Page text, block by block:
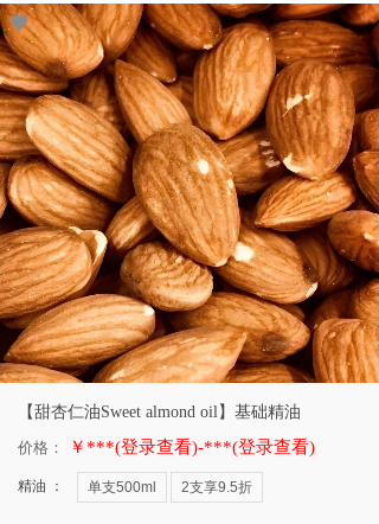
【甜杏仁油Sweet almond oil】基础精油
价格：
￥***(登录查看)-***(登录查看)
精油 ： 单支500ml 2支享9.5折